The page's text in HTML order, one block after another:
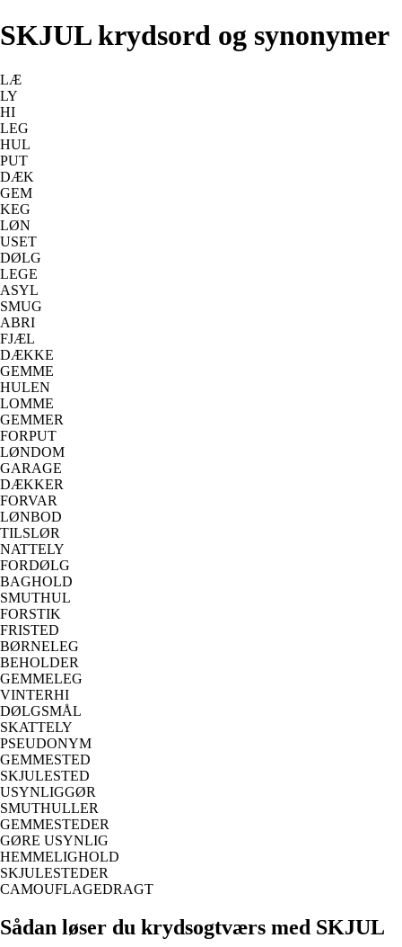
SKJUL krydsord og synonymer
LÆ
LY
HI
LEG
HUL
PUT
DÆK
GEM
KEG
LØN
USET
DØLG
LEGE
ASYL
SMUG
ABRI
FJÆL
DÆKKE
GEMME
HULEN
LOMME
GEMMER
FORPUT
LØNDOM
GARAGE
DÆKKER
FORVAR
LØNBOD
TILSLØR
NATTELY
FORDØLG
BAGHOLD
SMUTHUL
FORSTIK
FRISTED
BØRNELEG
BEHOLDER
GEMMELEG
VINTERHI
DØLGSMÅL
SKATTELY
PSEUDONYM
GEMMESTED
SKJULESTED
USYNLIGGØR
SMUTHULLER
GEMMESTEDER
GØRE USYNLIG
HEMMELIGHOLD
SKJULESTEDER
CAMOUFLAGEDRAGT
Sådan løser du krydsogtværs med SKJUL